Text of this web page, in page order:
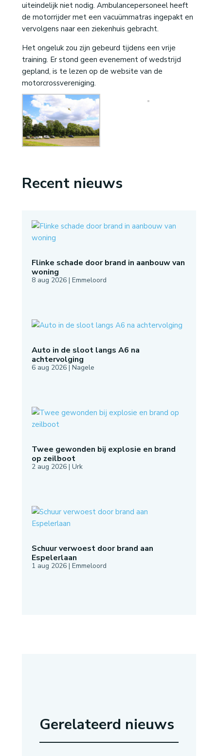
uiteindelijk niet nodig. Ambulancepersoneel heeft
de motorrijder met een vacuümmatras ingepakt en
vervolgens naar een ziekenhuis gebracht.
Het ongeluk zou zijn gebeurd tijdens een vrije
training. Er stond geen evenement of wedstrijd
gepland, is te lezen op de website van de
motorcrossvereniging.
Recent nieuws
Flinke schade door brand in aanbouw van
woning
8 aug 2026| Emmeloord
Auto in de sloot langs A6 na
achtervolging
6 aug 2026| Nagele
Twee gewonden bij explosie en brand
op zeilboot
2 aug 2026| Urk
Schuur verwoest door brand aan
Espelerlaan
1 aug 2026| Emmeloord
Gerelateerd nieuws